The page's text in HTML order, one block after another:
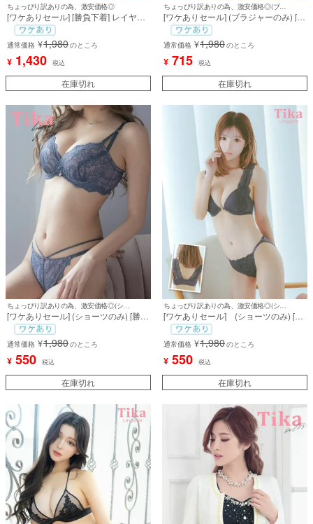
ちょっぴり訳ありの為、激安価格◎
[ワケありセール] [勝負下着] レイヤー
ドエレガントレースフロントホックカ
ップブラジャー＆ショーツ2点セット
通常価格 ¥1,980のところ
¥ 1,430 税込
在庫切れ
ちょっぴり訳ありの為、激安価格◎(ブラのみ)
[ワケありセール] (ブラジャーのみ) [勝
負下着] エンブロイダリーレース脇高
カップブラジャー
通常価格 ¥1,980のところ
¥ 715 税込
在庫切れ
[ワケありセール] (ショーツのみ) [勝負
下着] エレガントスカラップレースシ
ョーツ
通常価格 ¥1,980のところ
¥ 550 税込
在庫切れ
[ワケありセール] (ショーツのみ) [勝
負下着] ゴーシャスラッセルレースシ
ョーツ
通常価格 ¥1,980のところ
¥ 550 税込
在庫切れ